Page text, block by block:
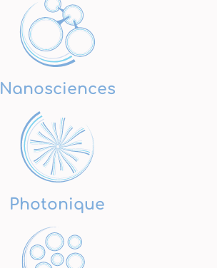
Nanosciences
Photonique